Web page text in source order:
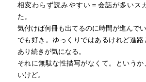
相変わらず読みやすい＝会話が多いス
た。
気付けば何冊も出てるのに時間が進んで
でも好き。ゆっくりではあるけれど進
あり続きが気になる。
それに無駄な性描写がなくて。というか
いけど。